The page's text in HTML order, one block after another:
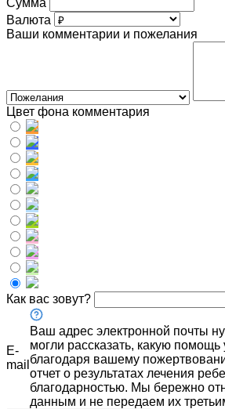
Валюта
Ваши комментарии и пожелания
Цвет фона комментария
Как вас зовут?
E-
mail
Ваш адрес электронной почты
могли рассказать, какую помощь
благодаря вашему
отчет о результатах лечения
благодарностью. Мы бережно
данным и не передаем их